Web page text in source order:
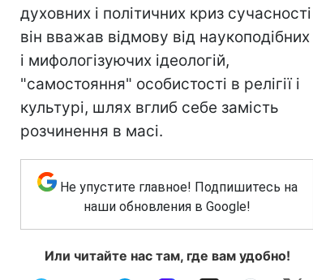
духовних і політичних криз сучасності
він вважав відмову від наукоподібних
і мифологізуючих ідеологій,
"самостояння" особистості в релігії і
культурі, шлях вглиб себе замість
розчинення в масі.
Не упустите главное! Подпишитесь на
наши обновления в Google!
Или читайте нас там, где вам удобно!